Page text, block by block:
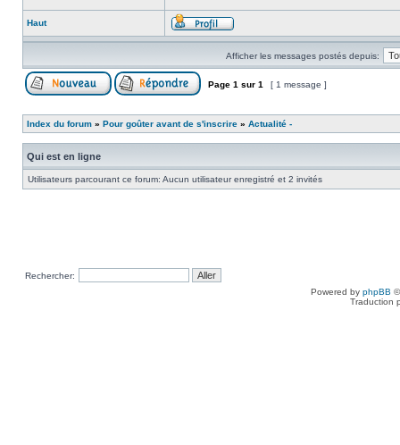
Haut
Afficher les messages postés depuis:
Page 1 sur 1 [ 1 message ]
Index du forum » Pour goûter avant de s'inscrire » Actualité -
Qui est en ligne
Utilisateurs parcourant ce forum: Aucun utilisateur enregistré et 2 invités
Rechercher:
Powered by phpBB
Traduction